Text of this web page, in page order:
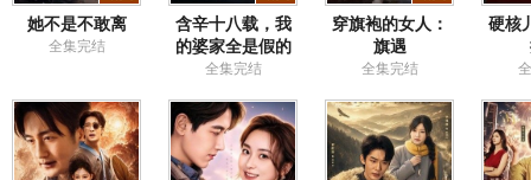
她不是不敢离
全集完结
含辛十八载，我
的婆家全是假的
全集完结
穿旗袍的女人：
旗遇
全集完结
硬核